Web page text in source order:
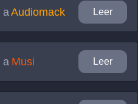
aAudiomack Leer
a Musi Leer